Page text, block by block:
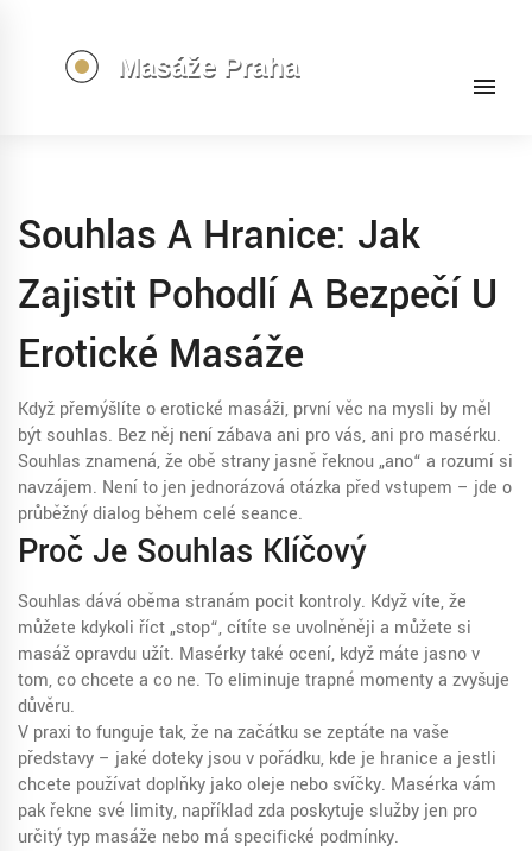
Souhlas A Hranice: Jak
Zajistit Pohodlí A Bezpečí U
Erotické Masáže
Když přemýšlíte o erotické masáži, první věc na mysli by měl
být souhlas. Bez něj není zábava ani pro vás, ani pro masérku.
Souhlas znamená, že obě strany jasně řeknou „ano“ a rozumí si
navzájem. Není to jen jednorázová otázka před vstupem – jde o
průběžný dialog během celé seance.
Proč Je Souhlas Klíčový
Souhlas dává oběma stranám pocit kontroly. Když víte, že
můžete kdykoli říct „stop“, cítíte se uvolněněji a můžete si
masáž opravdu užít. Masérky také ocení, když máte jasno v
tom, co chcete a co ne. To eliminuje trapné momenty a zvyšuje
důvěru.
V praxi to funguje tak, že na začátku se zeptáte na vaše
představy – jaké doteky jsou v pořádku, kde je hranice a jestli
chcete používat doplňky jako oleje nebo svíčky. Masérka vám
pak řekne své limity, například zda poskytuje služby jen pro
určitý typ masáže nebo má specifické podmínky.